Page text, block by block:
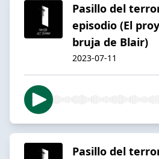
Pasillo del
episodio (El
bruja de Blair)
2023-07-11
Pasillo del